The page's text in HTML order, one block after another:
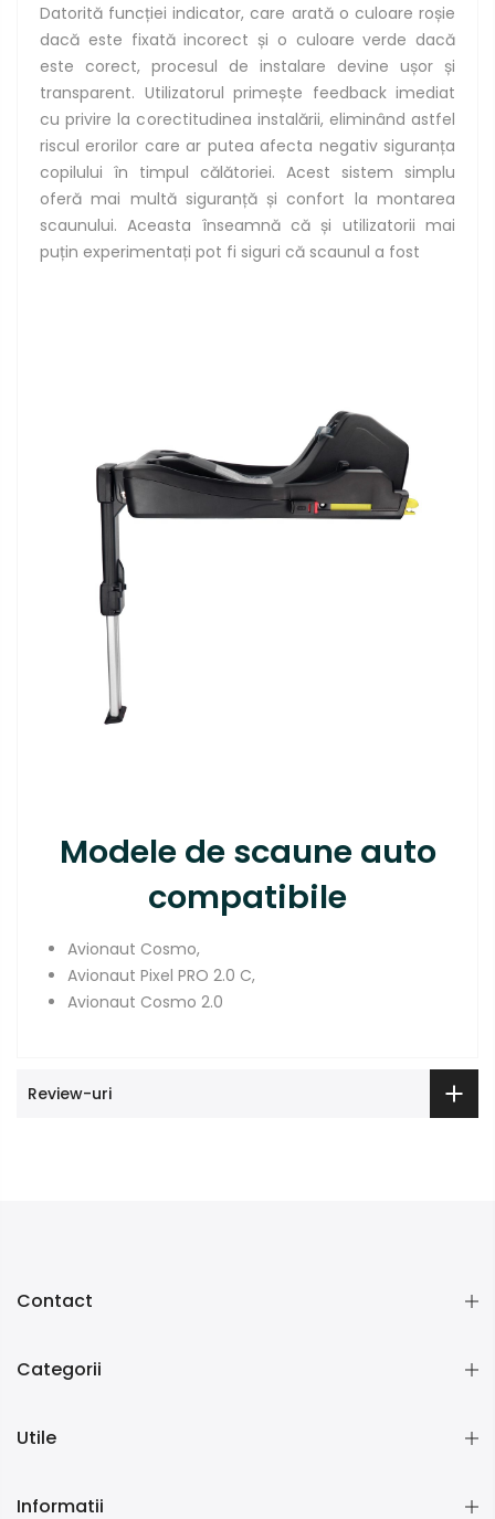
Datorită funcției indicator, care arată o culoare roșie
dacă este fixată incorect și o culoare verde dacă
este corect, procesul de instalare devine ușor și
transparent. Utilizatorul primește feedback imediat
cu privire la corectitudinea instalării, eliminând astfel
riscul erorilor care ar putea afecta negativ siguranța
copilului în timpul călătoriei. Acest sistem simplu
oferă mai multă siguranță și confort la montarea
scaunului. Aceasta înseamnă că și utilizatorii mai
puțin experimentați pot fi siguri că scaunul a fost
Modele de scaune auto
compatibile
Avionaut Cosmo,
Avionaut Pixel PRO 2.0 C,
Avionaut Cosmo 2.0
Review-uri
Contact
Categorii
Utile
Informatii